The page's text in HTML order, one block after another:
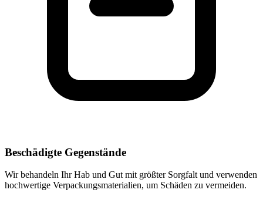
Beschädigte Gegenstände
Wir behandeln Ihr Hab und Gut mit größter Sorgfalt und verwenden
hochwertige Verpackungsmaterialien, um Schäden zu vermeiden.